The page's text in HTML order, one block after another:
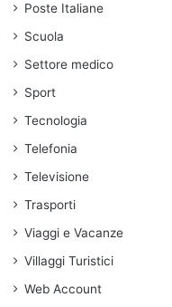
Poste Italiane
Scuola
Settore medico
Sport
Tecnologia
Telefonia
Televisione
Trasporti
Viaggi e Vacanze
Villaggi Turistici
Web Account